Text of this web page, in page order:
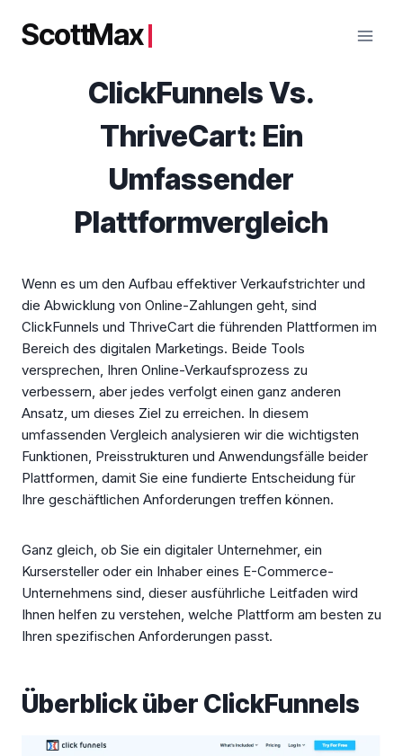
InhaltScottMax
ClickFunnels Vs.
ThriveCart: Ein
Umfassender
Plattformvergleich
Wenn es um den Aufbau effektiver Verkaufstrichter und
die Abwicklung von Online-Zahlungen geht, sind
ClickFunnels und ThriveCart die führenden Plattformen im
Bereich des digitalen Marketings. Beide Tools
versprechen, Ihren Online-Verkaufsprozess zu
verbessern, aber jedes verfolgt einen ganz anderen
Ansatz, um dieses Ziel zu erreichen. In diesem
umfassenden Vergleich analysieren wir die wichtigsten
Funktionen, Preisstrukturen und Anwendungsfälle beider
Plattformen, damit Sie eine fundierte Entscheidung für
Ihre geschäftlichen Anforderungen treffen können.
Ganz gleich, ob Sie ein digitaler Unternehmer, ein
Kursersteller oder ein Inhaber eines E-Commerce-
Unternehmens sind, dieser ausführliche Leitfaden wird
Ihnen helfen zu verstehen, welche Plattform am besten zu
Ihren spezifischen Anforderungen passt.
Überblick über ClickFunnels